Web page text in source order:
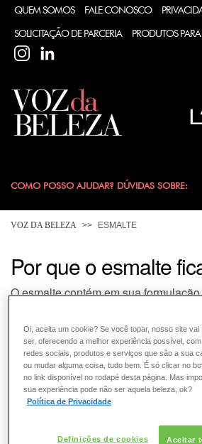
QUEM SOMOS FALE CONOSCO
SOLICITAÇÃO DE PARCERIA PRODUTOS
INSTAGRAM
COMO POSSO AJUDAR? DÚVIDAS SOBRE:
CABELO
COLORAÇÃO
DESODORANTE
ESMALTE
FRAGRÂNCIA
PELE
VOZ DA BELEZA ESMALTE
Por que o esmalte
O esmalte contém em sua
secagem. Entretanto, quando o vidro
esta substância, que é altamente
alterar a textura do esmalte
O que você achou
Oi, aceita um cookie? Se você topar, nosso site vai
ser, oferecendo a melhor experiência possível,
redes sociais, produtos e serviços que são a sua
ou mudar alguma coisa, tudo bem. É só clicar no
no link disponível no rodapé desta página. Mas
sua experiência pode não ser aquela beleza, ok?
Política de Privacidade
Definições de cookies Aceitar